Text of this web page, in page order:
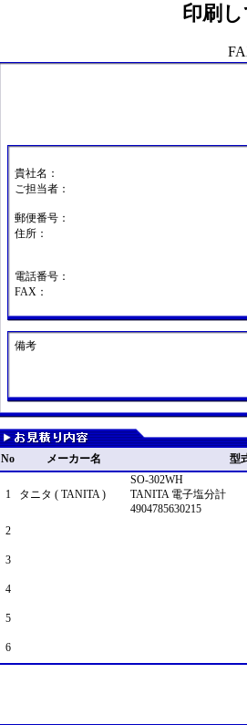
印刷
貴社名：
ご担当者：
郵便番号：
住所：
電話番号：
FAX：
備考
No メーカー名 型
1 タニタ ( TANITA )
SO-302WH
TANITA 電子塩分計
4904785630215
2
3
4
5
6